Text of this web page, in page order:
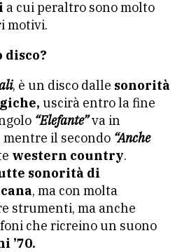
a cui peraltro sono molto
motivi.
disco?
, è un disco dalle sonorità
uscirà entro la fine
“Elefante”va in
mentre il secondo “Anche
western country.
sonorità di
, ma con molta
strumenti, ma anche
che ricreino un suono
’70.